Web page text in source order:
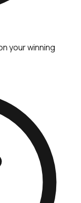
your winning